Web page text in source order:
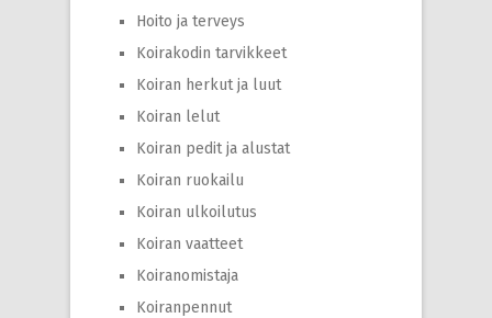
Hoito ja terveys
Koirakodin tarvikkeet
Koiran herkut ja luut
Koiran lelut
Koiran pedit ja alustat
Koiran ruokailu
Koiran ulkoilutus
Koiran vaatteet
Koiranomistaja
Koiranpennut